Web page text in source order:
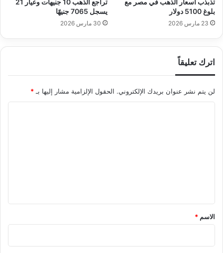
بلوغ 5100 دولار
23 مارس 2026
يسجل 7065 جنيهًا
30 مارس 2026
اترك تعليقاً
لن يتم نشر عنوان بريدك الإلكتروني. الحقول الإلزامية مشار إليها بـ *
*
الاسم *